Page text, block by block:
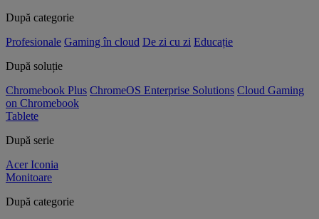
După categorie
Profesionale Gaming în cloud De zi cu zi Educație
După soluție
Chromebook Plus ChromeOS Enterprise Solutions Cloud Gaming
on Chromebook
Tablete
După serie
Acer Iconia
Monitoare
După categorie